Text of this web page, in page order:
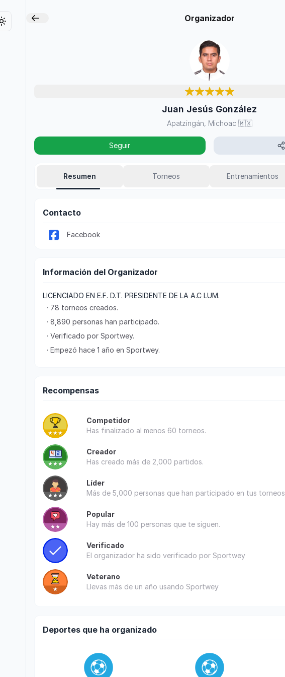
Organizador
Juan Jesús González
Apatzingán, Michoac 🇲🇽
Seguir
Resumen Torneos Entrenamientos
Contacto
Facebook
Información del Organizador
LICENCIADO EN E.F. D.T. PRESIDENTE DE LA A.C LUM.
· 78 torneos creados.
· 8,890 personas han participado.
· Verificado por Sportwey.
· Empezó hace 1 año en Sportwey.
Recompensas
Competidor
Has finalizado al menos 60 torneos.
Creador
Has creado más de 2,000 partidos.
Líder
Más de 5,000 personas que han participado en tus torneos
Popular
Hay más de 100 personas que te siguen.
Verificado
El organizador ha sido verificado por Sportwey
Veterano
Llevas más de un año usando Sportwey
Deportes que ha organizado